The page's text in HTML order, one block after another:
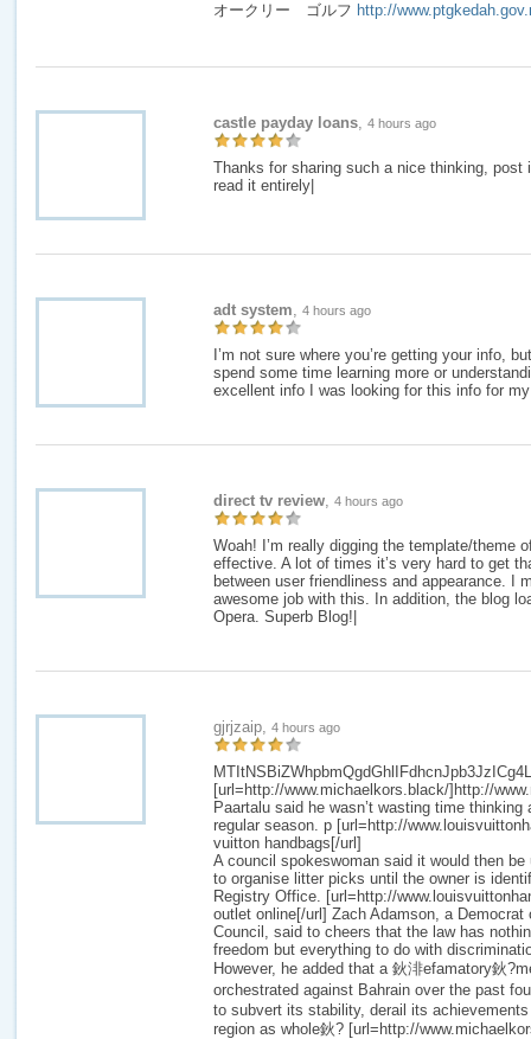
オークリー ゴルフ http://
castle payday loans, 4 hours ago
Thanks for sharing such a nice thinking, post
read it entirely|
adt system, 4 hours ago
I’m not sure where you’re getting your info,
spend some time learning more or
excellent info I was looking for this info for
direct tv review, 4 hours ago
Woah! I’m really digging the template/theme
effective. A lot of times it’s very hard to get
between user friendliness and appearance. I
awesome job with this. In addition, the blog
Opera. Superb Blog!|
gjrjzaip, 4 hours ago
[url=http://www.michaelkors.black/]http://
Paartalu said he wasn’t wasting time thinking
regular season. p [url=http://
vuitton handbags[/url]
A council spokeswoman said it would then
to organise litter picks until the owner is
Registry Office. [url=http://
outlet online[/url] Zach Adamson, a Democrat
Council, said to cheers that the law has
freedom but everything to do with
However, he added that a 鈥渄efamatory鈥
orchestrated against Bahrain over the past
to subvert its stability, derail its
region as whole鈥? [url=http://